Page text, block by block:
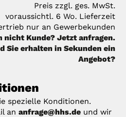
Preis zzgl. ges. MwSt.
voraussichtl. 6 Wo. Lieferzeit
nur an Gewerbekunden
nicht Kunde? Jetzt anfragen.
Sie erhalten in Sekunden ein
Angebot?
spezielle Konditionen.
ananfrage@hhs.de und wir